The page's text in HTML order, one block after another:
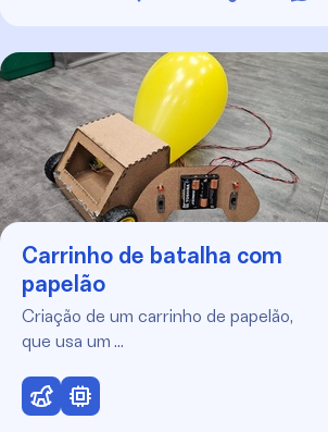
Carrinho de batalha com
papelão
Criação de um carrinho de papelão,
que usa um …